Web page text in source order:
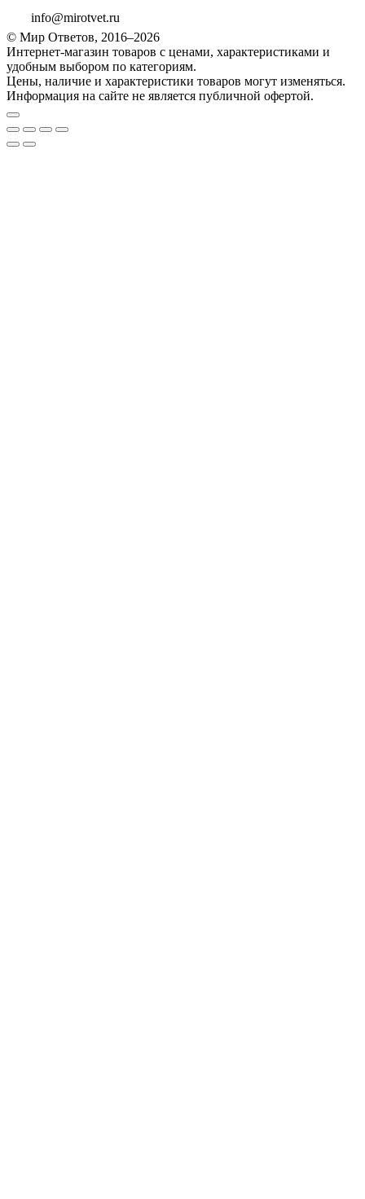
info@mirotvet.ru
© Мир Ответов, 2016–2026
Интернет-магазин товаров с ценами, характеристиками и
удобным выбором по категориям.
Цены, наличие и характеристики товаров могут изменяться.
Информация на сайте не является публичной офертой.